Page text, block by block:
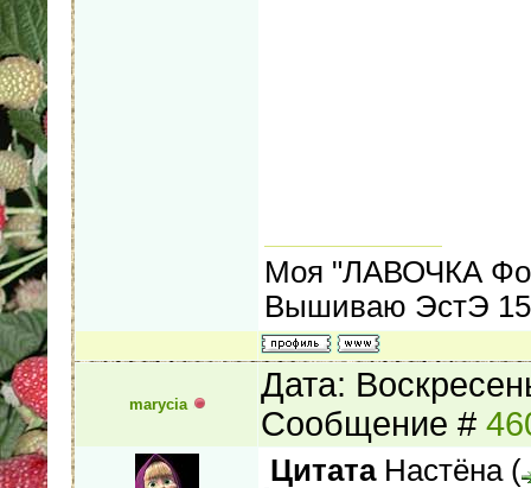
Моя "ЛАВОЧКА
Вышиваю ЭстЭ
marycia
Дата:
Сообщение #
Цитата Настёна(